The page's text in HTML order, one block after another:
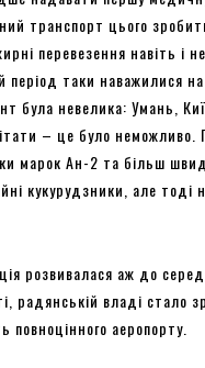
транспорт цього
перевезення навіть і
період таки наважилися на
була невелика: Умань,
– це було неможливо.
марок Ан-2 та більш
кукурудзники, але тоді
розвивалася аж до
радянській владі стало
повноцінного аеропорту.